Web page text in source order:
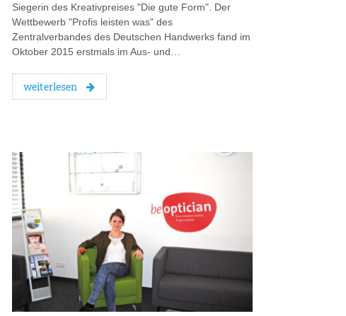
Siegerin des Kreativpreises "Die gute Form". Der
Wettbewerb "Profis leisten was" des
Zentralverbandes des Deutschen Handwerks fand im
Oktober 2015 erstmals im Aus- und…
weiterlesen